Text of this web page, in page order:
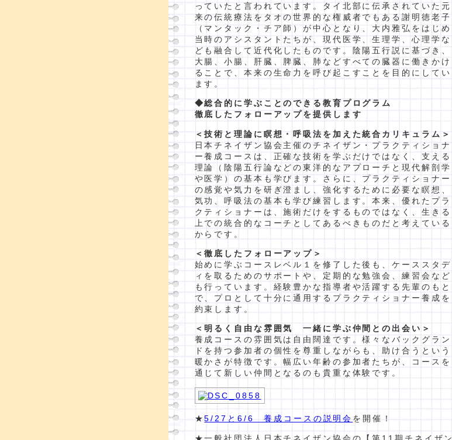
っていたと言われています。タイ北部に伝承されていた元
来の伝統療法をタオの世界的な権威者でもある謝明徳老子
（マンタック・チア師）が中心となり、大内雅弘をはじめ
当時のアシスタントたちが、現代医学、生理学、心理学な
ども融合して近代化したものです。陰陽五行説に基づき、
大腸、小腸、肝臓、脾臓、肺などすべての臓器に働きかけ
ることで、本来の生命力を呼び起こすことを目的にしてい
ます。
◆総合的に学ぶことのできる教育プログラム
徹底したフォローアップを提供します
＜技術と理論に瞑想・呼吸法を加えた統合カリキュラム＞
日本チネイザン協会主催のチネイザン・プラクティショナ
ー養成コースは、正確な技術を学ぶだけではなく、支える
理論（陰陽五行論などの東洋的なアプローチと現代解剖学
や医学）の基本も学びます。さらに、プラクティショナー
の感覚や気力を研ぎ澄まし、強化するために必要な瞑想、
気功、呼吸法の基本も学び練習します。本来、優れたプラ
クティショナーは、施術だけをするものではなく、生きる
上での統合的なコーチとしてあるべきものだと考えている
からです。
＜徹底したフォローアップ＞
始めに学ぶコースレベル１を修了した後も、ケーススタデ
ィを取るためのサポートや、定期的な勉強会、練習会など
も行っています。経験豊かな指導者や活躍する先輩のもと
で、プロとして十分に通用するプラクティショナー養成を
約束します。
＜明るく自由な雰囲気 一緒に学ぶ仲間との出会い＞
養成コースの雰囲気は自由闊達です。様々なバックグラン
ドを持つ参加者の個性を尊重しながらも、助け合うという
暖かさが特徴です。幅広い年齢の参加者たちが、コースを
通じて新しい仲間となるのも貴重な体験です。
★5/27と6/6 養成コースの説明会 を開催！
★一般社団法人日本チネイザン協会の【第11期チネイザン